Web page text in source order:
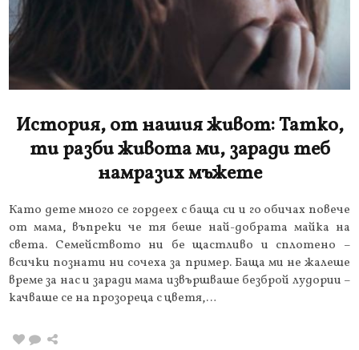
История, от нашия живот: Татко,
ти разби живота ми, заради теб
намразих мъжете
Като дете много се гордеех с баща си и го обичах повече
от мама, въпреки че тя беше най-добрата майка на
света. Семейството ни бе щастливо и сплотено –
всички познати ни сочеха за пример. Баща ми не жалеше
време за нас и заради мама извършваше безброй лудории –
качваше се на прозореца с цветя,…